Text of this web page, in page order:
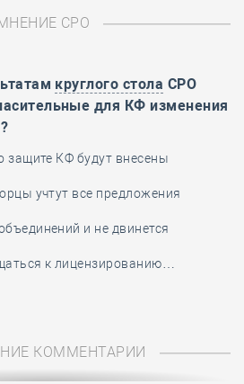
СРО
круглого стола СРО
для КФ изменения
защите КФ будут внесены
учтут все предложения
и не двинется
к лицензированию…
КОММЕНТАРИИ